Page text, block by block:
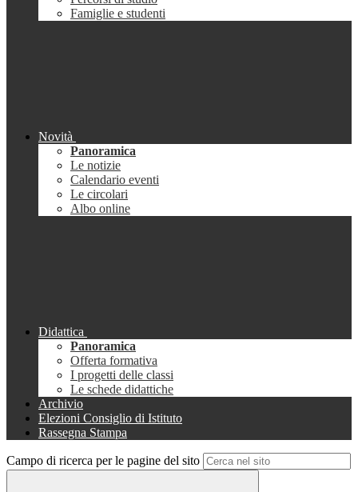
Famiglie e studenti
Novità
Panoramica
Le notizie
Calendario eventi
Le circolari
Albo online
Didattica
Panoramica
Offerta formativa
I progetti delle classi
Le schede didattiche
Archivio
Elezioni Consiglio di Istituto
Rassegna Stampa
Campo di ricerca per le pagine del sito